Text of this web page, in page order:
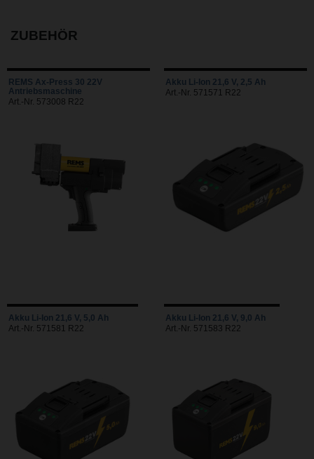
ZUBEHÖR
REMS Ax-Press 30 22V
Antriebsmaschine
Art.-Nr. 573008 R22
Akku Li-Ion 21,6 V, 2,5 Ah
Art.-Nr. 571571 R22
Akku Li-Ion 21,6 V, 5,0 Ah
Art.-Nr. 571581 R22
Akku Li-Ion 21,6 V, 9,0 Ah
Art.-Nr. 571583 R22